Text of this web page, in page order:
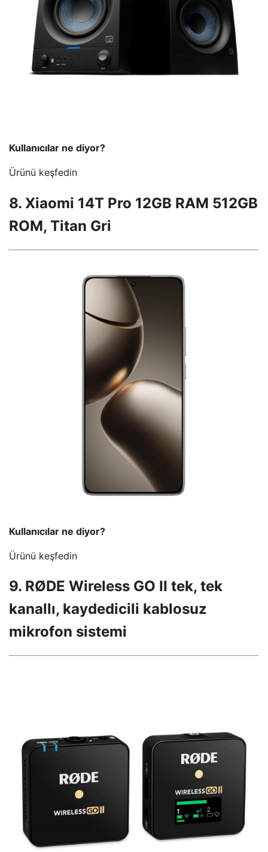
Kullanıcılar ne diyor?
Ürünü keşfedin
8. Xiaomi 14T Pro 12GB RAM 512GB
ROM, Titan Gri
Kullanıcılar ne diyor?
Ürünü keşfedin
9. RØDE Wireless GO II tek, tek
kanallı, kaydedicili kablosuz
mikrofon sistemi